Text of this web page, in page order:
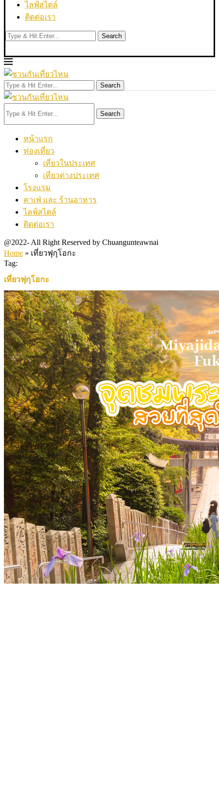
ไลฟ์สไตล์
ติดต่อเรา
Search
Search
Search
หน้าแรก
ท่องเที่ยว
เที่ยวในประเทศ
เที่ยวต่างประเทศ
โรงแรม
คาเฟ่ และ ร้านอาหาร
ไลฟ์สไตล์
ติดต่อเรา
@2022- All Right Reserved by Chuangunteawnai
Home » เที่ยวฟุกุโอกะ
Tag:
เที่ยวฟุกุโอกะ